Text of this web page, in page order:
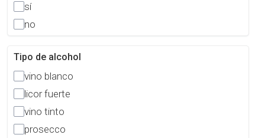
sí
no
Tipo de alcohol
vino blanco
licor fuerte
vino tinto
prosecco